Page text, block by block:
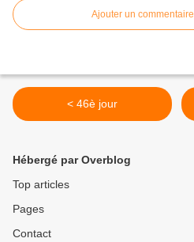
Ajouter un commentaire
< 46è jour
Hébergé par Overblog
Top articles
Pages
Contact